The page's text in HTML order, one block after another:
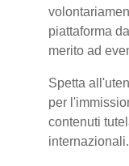
piattaforma
merito ad
Spetta
per
contenuti
internazionali.